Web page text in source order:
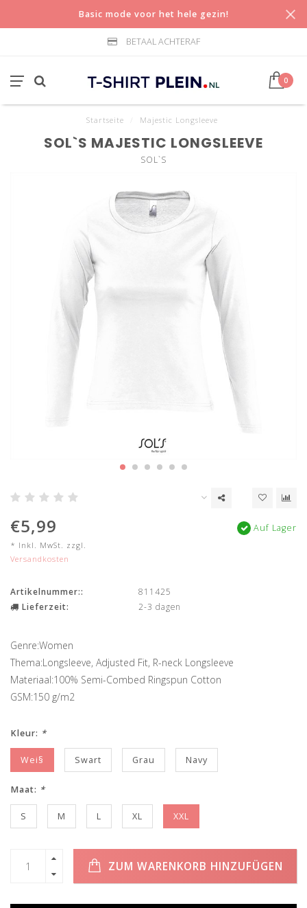
Basic mode voor het hele gezin!
BETAAL ACHTERAF
0
Startseite Majestic Longsleeve
SOL`S MAJESTIC LONGSLEEVE
SOL`S
€5,99
* Inkl. MwSt. zzgl.
Versandkosten
Auf Lager
Artikelnummer::
811425
Lieferzeit:
2-3 dagen
Genre:Women
Thema:Longsleeve, Adjusted Fit, R-neck Longsleeve
Materiaal:100% Semi-Combed Ringspun Cotton
GSM:150 g/m2
Kleur: *
Wei§ Swart Grau Navy
Maat: *
S M L XL XXL
ZUM WARENKORB HINZUFÜGEN